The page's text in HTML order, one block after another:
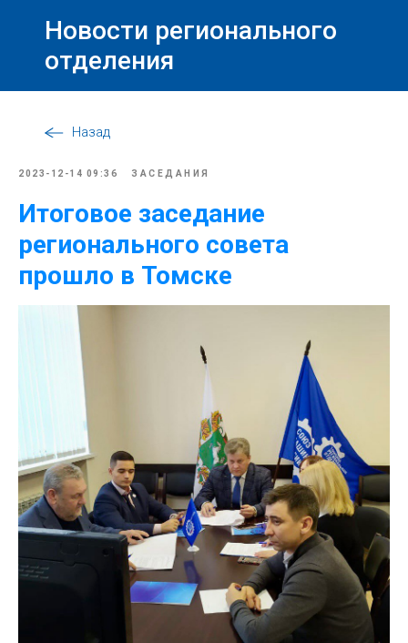
Новости регионального
отделения
Назад
2023-12-14 09:36 ЗАСЕДАНИЯ
Итоговое заседание
регионального совета
прошло в Томске